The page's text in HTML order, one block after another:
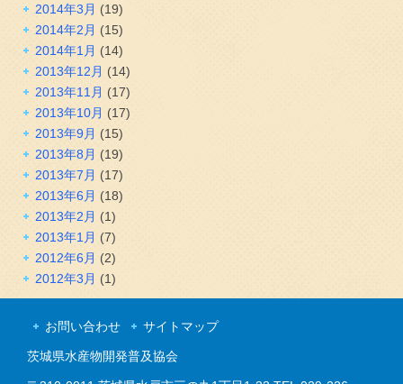
2014年3月 (19)
2014年2月 (15)
2014年1月 (14)
2013年12月 (14)
2013年11月 (17)
2013年10月 (17)
2013年9月 (15)
2013年8月 (19)
2013年7月 (17)
2013年6月 (18)
2013年2月 (1)
2013年1月 (7)
2012年6月 (2)
2012年3月 (1)
お問い合わせ サイトマップ
茨城県水産物開発普及協会